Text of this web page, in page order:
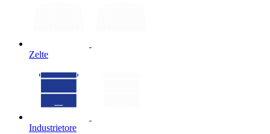
Zelte
Industrietore